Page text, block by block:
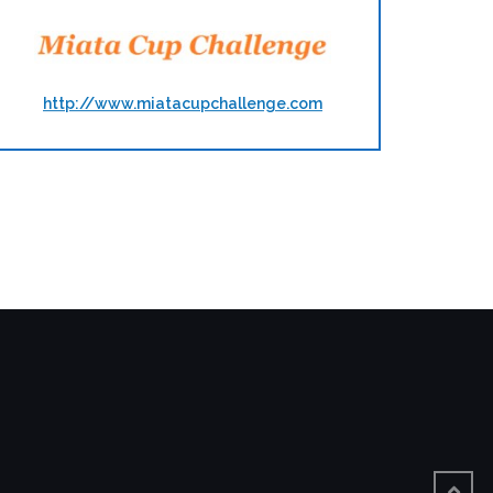
http://www.miatacupchallenge.com